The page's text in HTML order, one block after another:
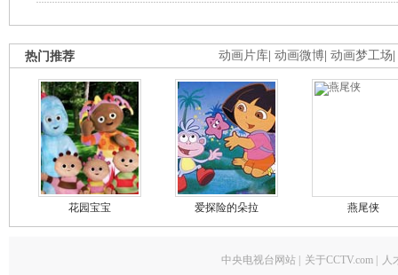
动画片库 动画微博 动画梦工场
热门推荐
花园宝宝 爱探险的朵拉 燕尾侠
中央电视台网站 关于CCTV.com 人